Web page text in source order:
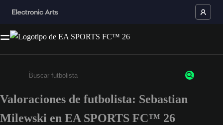
Escribe un mínimo de 3 caracteres o números.
Valoraciones de futbolista: Sebastian
Milewski en EA SPORTS FC™ 26